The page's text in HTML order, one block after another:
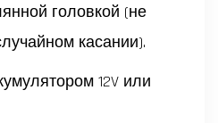
головкой (не
касании).
12V или